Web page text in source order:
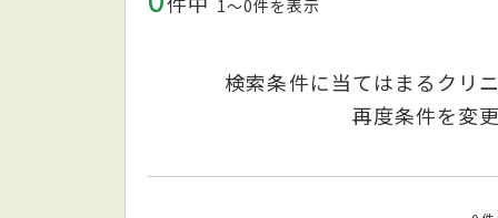
1〜0件を表示
検索条件に当てはまるクリ
再度条件を変